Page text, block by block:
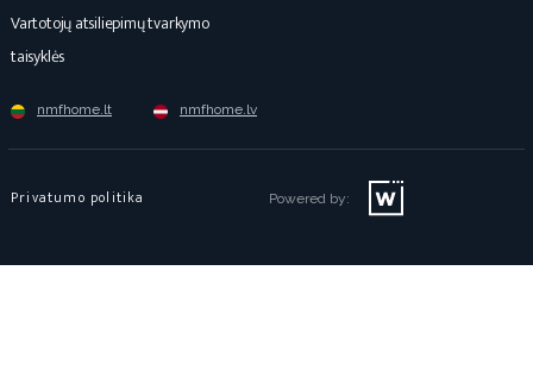
Vartotojų atsiliepimų tvarkymo
taisyklės
nmfhome.lt nmfhome.lv
Privatumo politika Powered by: